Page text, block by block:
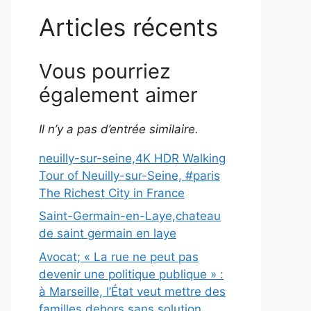
Articles récents
Vous pourriez
également aimer
Il n’y a pas d’entrée similaire.
neuilly-sur-seine,4K HDR Walking
Tour of Neuilly-sur-Seine, #paris
The Richest City in France
Saint-Germain-en-Laye,chateau
de saint germain en laye
Avocat; « La rue ne peut pas
devenir une politique publique » :
à Marseille, l’État veut mettre des